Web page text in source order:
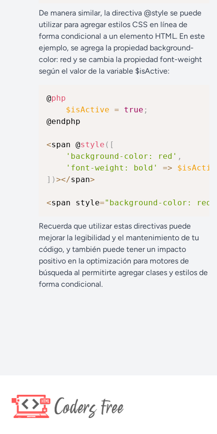
De manera similar, la directiva @style se puede
utilizar para agregar estilos CSS en línea de
forma condicional a un elemento HTML. En este
ejemplo, se agrega la propiedad background-
color: red y se cambia la propiedad font-weight
según el valor de la variable $isActive:
@php
$isActive = true ;
@endphp
<span @style ( [
'background-color: red' ,
'font-weight: bold'
=>
] )></span>
<span style="background-color:
Recuerda que utilizar estas directivas puede
mejorar la legibilidad y el mantenimiento de tu
código, y también puede tener un impacto
positivo en la optimización para motores de
búsqueda al permitirte agregar clases y estilos de
forma condicional.